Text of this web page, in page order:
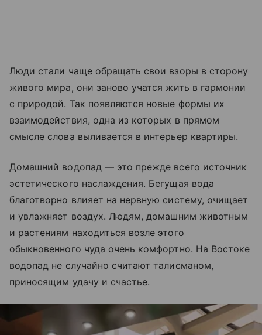
Люди стали чаще обращать свои взоры в сторону
живого мира, они заново учатся жить в гармонии
с природой. Так появляются новые формы их
взаимодействия, одна из которых в прямом
смысле слова выливается в интерьер квартиры.
Домашний водопад — это прежде всего источник
эстетического наслаждения. Бегущая вода
благотворно влияет на нервную систему, очищает
и увлажняет воздух. Людям, домашним животным
и растениям находиться возле этого
обыкновенного чуда очень комфортно. На Востоке
водопад не случайно считают талисманом,
приносящим удачу и счастье.